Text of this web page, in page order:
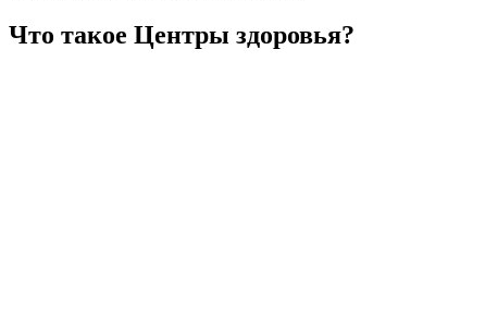
Что такое Центры здоровья?